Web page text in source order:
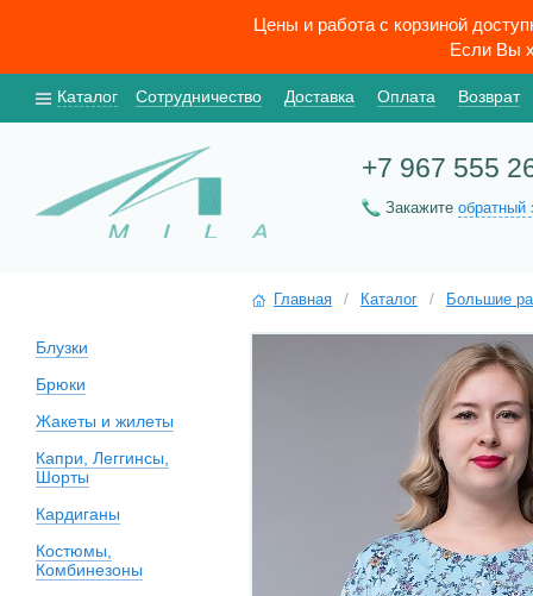
Цены и работа с корзиной
Если Вы
Каталог Сотрудничество Доставка Оплата Возврат
+7 967 555
Закажите обратный
Блузки
Брюки
Жакеты и жилеты
Капри, Леггинсы,
Шорты
Кардиганы
Костюмы,
Комбинезоны
Главная / Каталог / Большие